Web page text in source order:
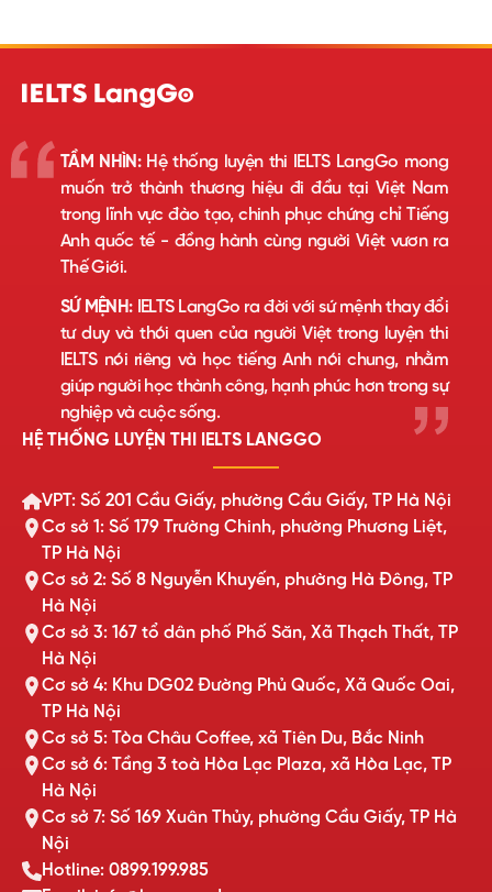
TẦM NHÌN:Hệ thống luyện thi IELTS LangGo mong
muốn trở thành thương hiệu đi đầu tại Việt Nam
trong lĩnh vực đào tạo, chinh phục chứng chỉ Tiếng
Anh quốc tế - đồng hành cùng người Việt vươn ra
Thế Giới.
SỨ MỆNH:IELTS LangGo ra đời với sứ mệnh thay đổi
tư duy và thói quen của người Việt trong luyện thi
IELTS nói riêng và học tiếng Anh nói chung, nhằm
giúp người học thành công, hạnh phúc hơn trong sự
nghiệp và cuộc sống.
HỆ THỐNG LUYỆN THI IELTS LANGGO
VPT: Số 201 Cầu Giấy, phường Cầu Giấy, TP Hà Nội
Cơ sở 1: Số 179 Trường Chinh, phường Phương Liệt,
TP Hà Nội
Cơ sở 2: Số 8 Nguyễn Khuyến, phường Hà Đông, TP
Hà Nội
Cơ sở 3: 167 tổ dân phố Phố Săn, Xã Thạch Thất, TP
Hà Nội
Cơ sở 4: Khu DG02 Đường Phủ Quốc, Xã Quốc Oai,
TP Hà Nội
Cơ sở 5: Tòa Châu Coffee, xã Tiên Du, Bắc Ninh
Cơ sở 6: Tầng 3 toà Hòa Lạc Plaza, xã Hòa Lạc, TP
Hà Nội
Cơ sở 7: Số 169 Xuân Thủy, phường Cầu Giấy, TP Hà
Nội
Hotline: 0899.199.985